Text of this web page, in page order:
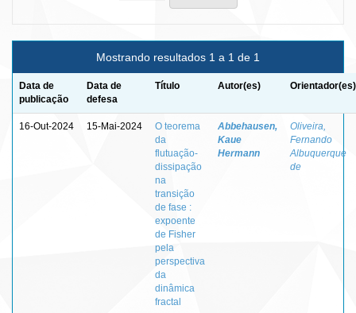
Mostrando resultados 1 a 1 de 1
Data de
publicação
Data de
defesa
Título Autor(es) Orientador(es)
16-Out-2024 15-Mai-2024
O teorema
da
flutuação-
dissipação
na
transição
de fase :
expoente
de Fisher
pela
perspectiva
da
dinâmica
fractal
Abbehausen,
Kaue
Hermann
Oliveira,
Fernando
Albuquerque
de